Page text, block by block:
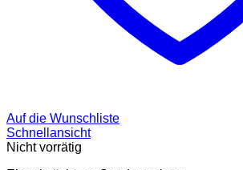
Auf die Wunschliste
Schnellansicht
Nicht vorrätig